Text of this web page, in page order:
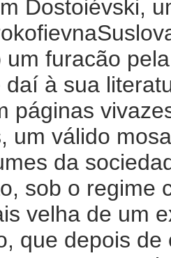
Dostoiévski,
um furacão
daí à sua
páginas
um válido
da
sob o regime
velha de um
que depois de